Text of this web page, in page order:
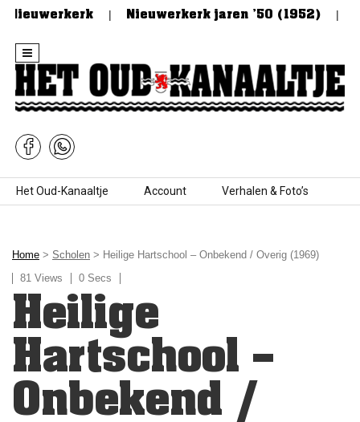
Nieuwerkerk jaren ’50 (1952)
Skip to content
Het Oud-Kanaaltje Account Verhalen & Foto’s
Home > Scholen > Heilige Hartschool – Onbekend / Overig (1969)
81 Views
0 Secs
Heilige
Hartschool –
Onbekend /